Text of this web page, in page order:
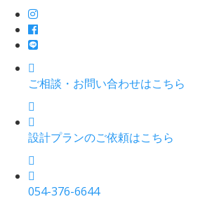
ご相談・お問い合わせはこちら
設計プランのご依頼はこちら
054-376-6644